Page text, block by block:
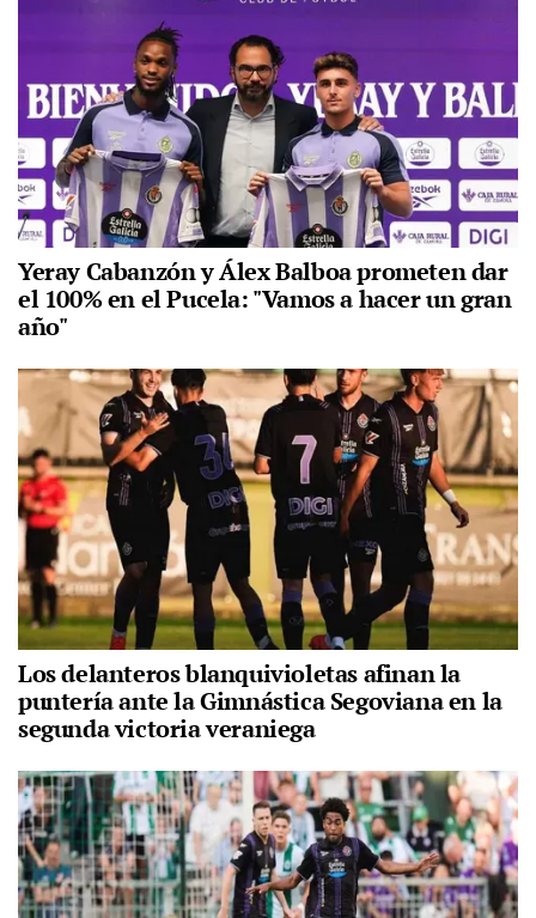
Yeray Cabanzón y Álex Balboa prometen dar
el 100% en el Pucela: "Vamos a hacer un gran
año"
Los delanteros blanquivioletas afinan la
puntería ante la Gimnástica Segoviana en la
segunda victoria veraniega